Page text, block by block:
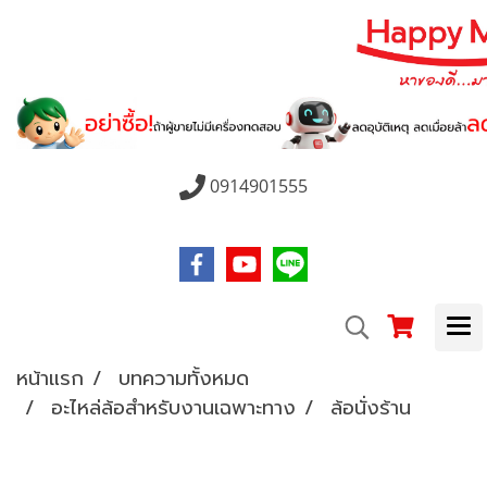
0914901555
หน้าแรก
บทความทั้งหมด
อะไหล่ล้อสำหรับงานเฉพาะทาง
ล้อนั่งร้าน